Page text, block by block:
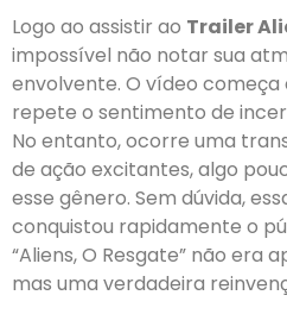
Logo ao assistir ao Trailer
impossível não notar sua
envolvente. O vídeo
repete o sentimento de
No entanto, ocorre uma
de ação excitantes, algo
esse gênero. Sem dúvida,
conquistou rapidamente o
“Aliens, O Resgate” não era
mas uma verdadeira